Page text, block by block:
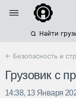
Найти
← Безопасность и
Грузовик с
14:38, 13 Января